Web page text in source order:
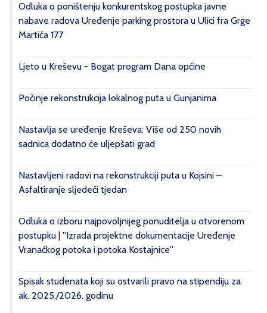
Odluka o poništenju konkurentskog postupka javne
nabave radova Uređenje parking prostora u Ulici fra Grge
Martića 177
Ljeto u Kreševu - Bogat program Dana općine
Počinje rekonstrukcija lokalnog puta u Gunjanima
Nastavlja se uređenje Kreševa: Više od 250 novih
sadnica dodatno će uljepšati grad
Nastavljeni radovi na rekonstrukciji puta u Kojsini –
Asfaltiranje sljedeći tjedan
Odluka o izboru najpovoljnijeg ponuditelja u otvorenom
postupku | ''Izrada projektne dokumentacije Uređenje
Vranačkog potoka i potoka Kostajnice''
Spisak studenata koji su ostvarili pravo na stipendiju za
ak. 2025./2026. godinu